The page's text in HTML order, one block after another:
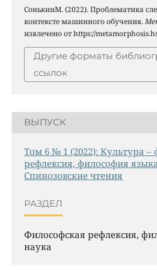
СонькинМ. (2022). Проблематика
контексте машинного обучения.
извлечено от https://
Другие форматы
ссылок
ВЫПУСК
Том 6 № 1 (2022): Культура –
рефлексия, философия
Спинозовские чтения
РАЗДЕЛ
Философская рефлексия,
наука